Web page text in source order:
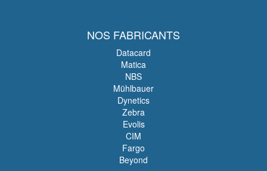
NOS FABRICANTS
Datacard
Matica
NBS
Mühlbauer
Dynetics
Zebra
Evolis
CIM
Fargo
Beyond